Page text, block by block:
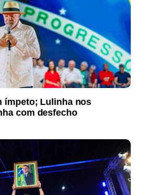
ímpeto; Lulinha nos
com desfecho